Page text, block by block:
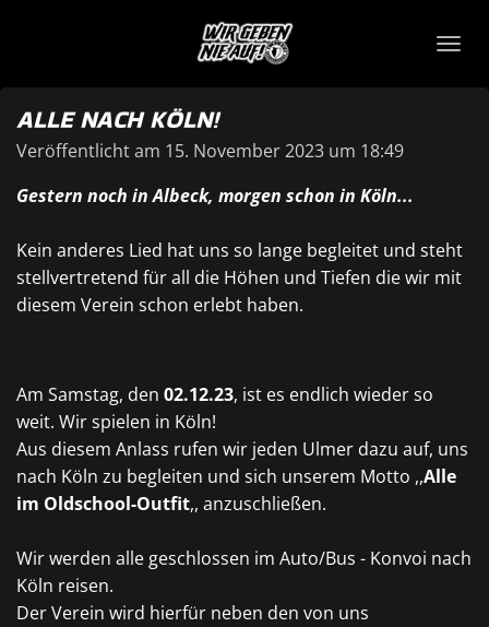
ALLE NACH KÖLN!
Veröffentlicht am 15. November 2023 um 18:49
Gestern noch inAlbeck, morgen schon in Köln...
Kein anderes Lied hat uns so lange begleitet und steht
stellvertretend für all die Höhen und Tiefen die wir mit
diesem Verein schon erlebt haben.
Am Samstag, den 02.12.23, ist es endlich wieder so
weit. Wir spielen in Köln!
Aus diesem Anlass rufen wir jeden Ulmer dazu auf, uns
nach Köln zu begleiten und sich unserem Motto ,,Alle
im Oldschool-Outfit,, anzuschließen.
Wir werden alle geschlossen im Auto/Bus - Konvoi nach
Köln reisen.
Der Verein wird hierfür neben den von uns